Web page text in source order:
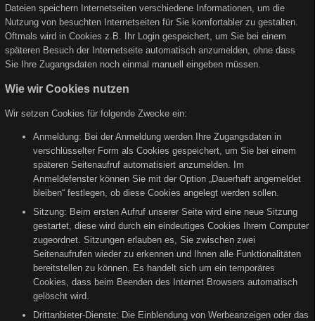
Dateien speichern Internetseiten verschiedene Informationen, um die
Nutzung von besuchten Internetseiten für Sie komfortabler zu gestalten.
Oftmals wird in Cookies z.B. Ihr Login gespeichert, um Sie bei einem
späteren Besuch der Internetseite automatisch anzumelden, ohne dass
Sie Ihre Zugangsdaten noch einmal manuell eingeben müssen.
Wie wir Cookies nutzen
Wir setzen Cookies für folgende Zwecke ein:
Anmeldung: Bei der Anmeldung werden Ihre Zugangsdaten in
verschlüsselter Form als Cookies gespeichert, um Sie bei einem
späteren Seitenaufruf automatisiert anzumelden. Im
Anmeldefenster können Sie mit der Option „Dauerhaft angemeldet
bleiben“ festlegen, ob diese Cookies angelegt werden sollen.
Sitzung: Beim ersten Aufruf unserer Seite wird eine neue Sitzung
gestartet, diese wird durch ein eindeutiges Cookies Ihrem Computer
zugeordnet. Sitzungen erlauben es, Sie zwischen zwei
Seitenaufrufen wieder zu erkennen und Ihnen alle Funktionalitäten
bereitstellen zu können. Es handelt sich um ein temporäres
Cookies, dass beim Beenden des Internet Browsers automatisch
gelöscht wird.
Drittanbieter-Dienste: Die Einblendung von Werbeanzeigen oder das